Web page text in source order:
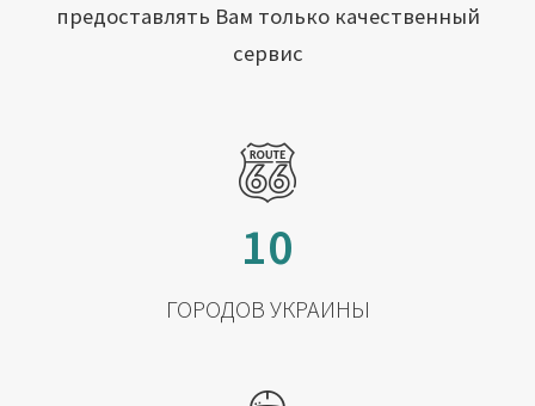
предоставлять Вам только качественный
сервис
10
ГОРОДОВ УКРАИНЫ